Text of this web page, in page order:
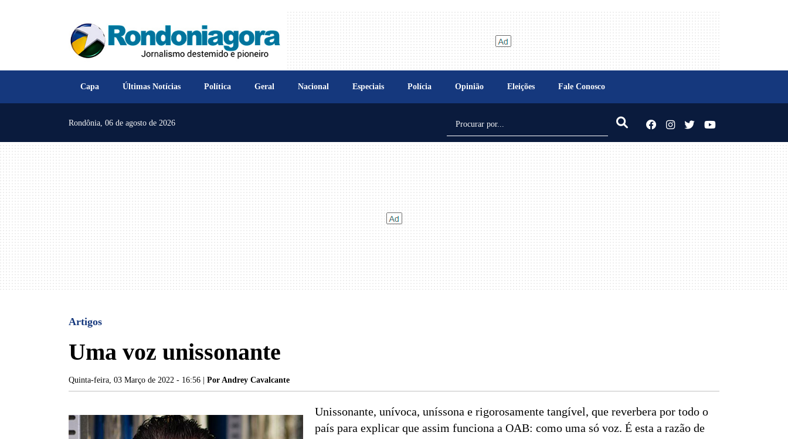
Capa Últimas Notícias Política Geral Nacional Especiais Polícia Opinião Eleições Fale Conosco
Rondônia, 06 de agosto de 2026
Artigos
Uma voz unissonante
Quinta-feira, 03 Março de 2022 - 16:56 | Por Andrey Cavalcante
Unissonante, unívoca, uníssona e rigorosamente tangível, que reverbera por todo o
país para explicar que assim funciona a OAB: como uma só voz. É esta a razão de